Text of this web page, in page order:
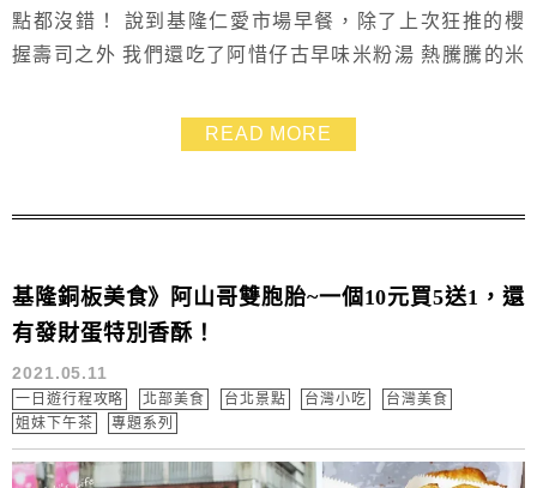
點都沒錯！ 說到基隆仁愛市場早餐，除了上次狂推的櫻
握壽司之外 我們還吃了阿惜仔古早味米粉湯 熱騰騰的米
吃完全合理 另外，攤位上的各式滷菜，也超吸引人 如果
不知道該怎麼點菜，參考菜單上的人氣排行準沒錯！ 一
早餐吃飽又不傷荷包 阿惜仔古早味米粉湯，是我...
READ MORE
基隆銅板美食》阿山哥雙胞胎~一個10元買5送1，還
有發財蛋特別香酥！
2021.05.11
一日遊行程攻略 北部美食 台北景點 台灣小吃
台灣美食
姐妹下午茶
專題系列